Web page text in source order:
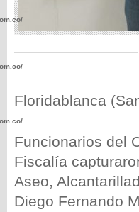
Floridablanca
Funcionarios del
Fiscalía
Aseo,
Diego Fernando
wp-
wp-
wp-